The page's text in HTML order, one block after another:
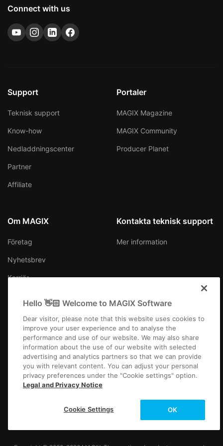
skyddade. Det är ett utmärkt val om du vill ha ett
bildspel.
Connect with us
Support
Teknisk support
Know-how
Nedladdningscenter
Partner
Affiliate
Portaler
MAGIX Magazine
MAGIX Community
Producer Planet
Om MAGIX
Företag
Nyhetsbrev
Karriär
Kontakta teknisk support
Mer information
Sverige
FöretagsfaktaAllmänna affärsvillkor TävlingsvillkorPrivacy
Hello 👋🏻 Welcome to MAGIX Software
Dear visitor, please note that this website uses cookies to
improve your user experience and to analyse the
performance and use of our website. We may also share
information about the use of our website with selected
advertising and analytics partners so that we can provide
you with relevant content. You can adjust your personal
privacy preferences under the "Cookie settings" option.
Legal and Privacy Notice
OK
Cookie Settings